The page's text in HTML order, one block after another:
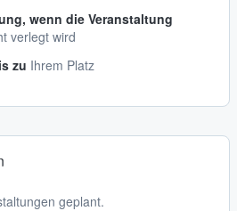
wenn die Veranstaltung
verlegt wird
zu Ihrem Platz
geplant.